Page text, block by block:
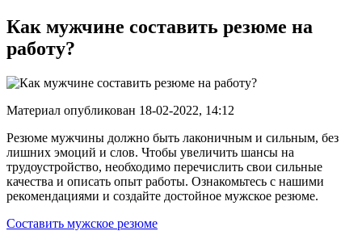
Как мужчине составить резюме на
работу?
Материал опубликован 18-02-2022, 14:12
Резюме мужчины должно быть лаконичным и сильным, без
лишних эмоций и слов. Чтобы увеличить шансы на
трудоустройство, необходимо перечислить свои сильные
качества и описать опыт работы. Ознакомьтесь с нашими
рекомендациями и создайте достойное мужское резюме.
Составить мужское резюме